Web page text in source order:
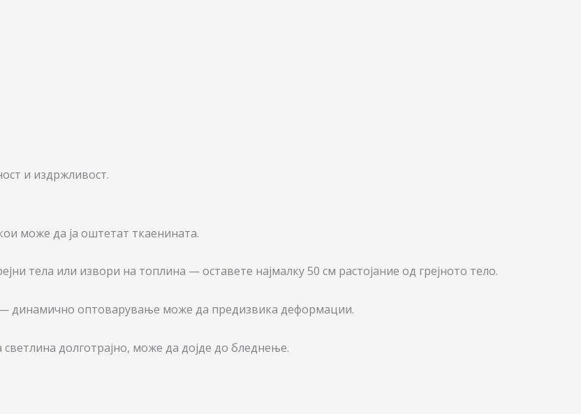
и издржливост.
може да ја оштетат ткаенината.
тела или извори на топлина — оставете најмалку 50 см растојание од грејното тело.
динамично оптоварување може да предизвика деформации.
долготрајно, може да дојде до бледнење.